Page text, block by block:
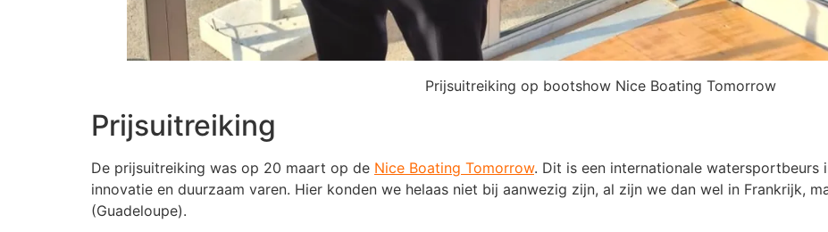
Prijsuitreiking op bootshow Nice Boating Tomorrow
Prijsuitreiking
De prijsuitreiking was op 20 maart op de Nice Boating Tomorrow. Dit is een internationale
innovatie en duurzaam varen. Hier konden we helaas niet bij aanwezig zijn, al zijn we dan wel in Frankrijk,
(Guadeloupe).